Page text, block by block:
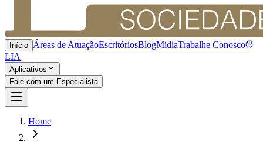
Início Áreas de AtuaçãoEscritóriosBlogMídiaTrabalhe Conosco
LIA
Aplicativos
Fale com um Especialista
Home